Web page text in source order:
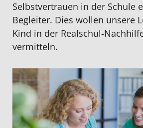
Selbstvertrauen in der Schule
Begleiter. Dies wollen unsere
Kind in der Realschul-
vermitteln.